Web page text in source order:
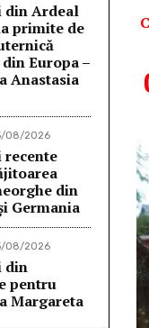
Ardeal
primite de
Europa –
Anastasia
08/2026
din
Germania
08/2026
din
pentru
Margareta